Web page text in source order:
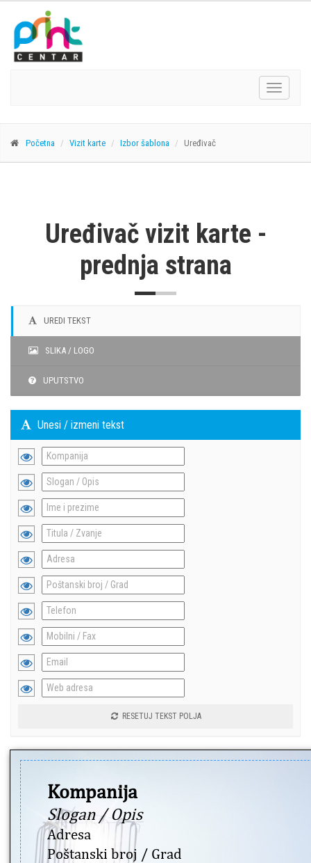
Početna Vizit karte Izbor šablona Uređivač
Uređivač vizit karte -
prednja strana
UREDI TEKST
SLIKA / LOGO
UPUTSTVO
Unesi / izmeni tekst
RESETUJ TEKST POLJA
Kompanija
Slogan / Opis
Adresa
Poštanski broj / Grad